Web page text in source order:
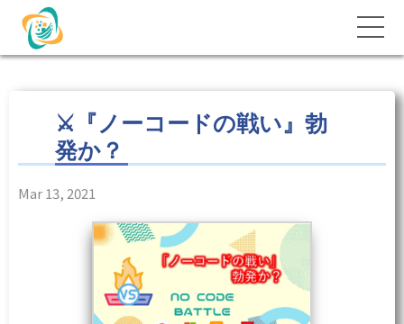
⚔️『ノーコードの戦い』勃
発か？
Mar 13, 2021